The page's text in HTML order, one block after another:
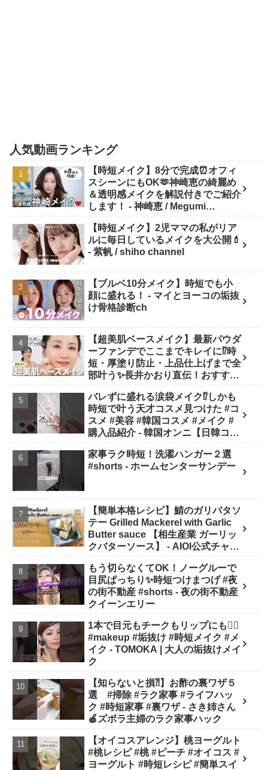
人気動画ランキング
【時短メイク】8分で完成⏰オフィ
スシーンにもOK🫶神崎恵の綺麗め
＆透明感メイクを解説付きでご紹介
します！ - 神崎恵 / Megumi
【時短メイク】2児ママの私がリア
ルに毎日しているメイクを大公開💄
- 紫帆 / shiho channel
【ブルベ10分メイク】時短でも小
顔に盛れる！ - マイとヨーコの垢抜
け骨格診断ch
【超美肌ベースメイク】最新パウダ
ーファンデでここまでキレイに⁉️時
短・厚塗り防止・上品仕上げまで全
部叶う✨長井かおり直伝！おすすめ
方”を徹底解説💡 - 長井かおり | おし
ゃべりメイクBOX
バレずに盛れる涙袋メイク⁉︎しかも
時短で叶う天才コスメ見つけた #コ
スメ #美容 #韓国コスメ #メイク #
購入品紹介 - 韓国オンニ【日韓コス
家事ラク時短！洗濯ハンガー２選
#shorts - ホームセンターサンデー
【簡単本格レシピ】鯖のガリバタソ
テー Grilled Mackerel with Garlic
Butter sauce 【相生産業 ガーリッ
クバターソース】 - AIOI公式チャン
もう切らなくてOK！ノーグルーで
目尻ぱっちり✨時短つけまつげ #夜
の街不動産 #shorts - 夜の街不動産
クイーンエリー
1本で目元もチークもリップにも❤️‍🔥
#makeup #垢抜け #時短メイク #メ
イク - TOMOKA | 大人の垢抜けメイ
ク
【知らないと損⁈】お酢の裏ワザ５
選 #掃除 #ラク家事 #ライフハッ
ク #時短家事 #裏ワザ - さき姉さん
🍎ズボラ主婦のラク家事ハック
【オイコスアレンジ】桃ヨーグルト
#桃レシピ #桃 #ピーチ #オイコス #
ヨーグルト #時短レシピ #簡単スイ